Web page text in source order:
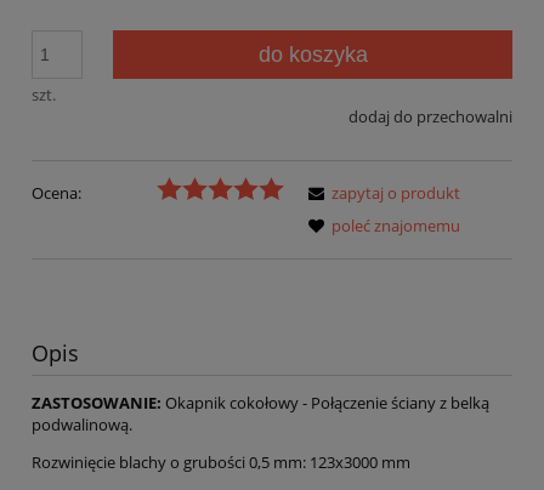
szt.
do koszyka
dodaj do przechowalni
Ocena:
zapytaj o produkt
poleć znajomemu
Opis
ZASTOSOWANIE: Okapnik cokołowy - Połączenie ściany z belką
podwalinową.
Rozwinięcie blachy o grubości 0,5 mm: 123x3000 mm